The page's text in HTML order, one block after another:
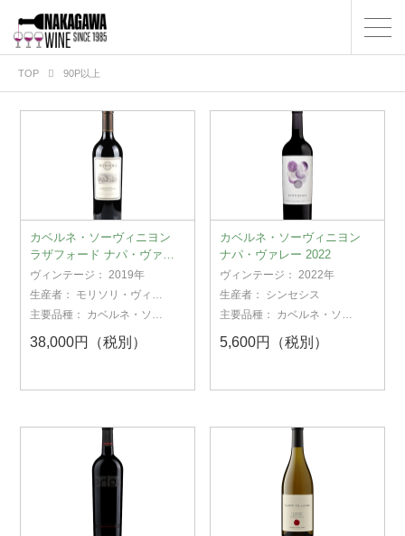
TOP 90P以上
カベルネ・ソーヴィニヨン
ラザフォード ナパ・ヴァレ
ー 2019
ヴィンテージ：2019年
生産者： モリソリ・ヴィン
ヤード
主要品種： カベルネ・ソー
38,000円（税別）
カベルネ・ソーヴィニヨン
ナパ・ヴァレー 2022
ヴィンテージ：2022年
生産者： シンセシス
主要品種： カベルネ・ソー
5,600円（税別）